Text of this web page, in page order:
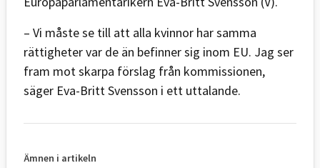
– Vi måste se till att alla kvinnor har samma
rättigheter var de än befinner sig inom EU. Jag ser
fram mot skarpa förslag från kommissionen,
säger Eva-Britt Svensson i ett uttalande.
Ämnen i artikeln